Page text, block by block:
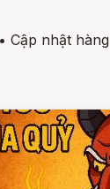
• Cập nhật hàng